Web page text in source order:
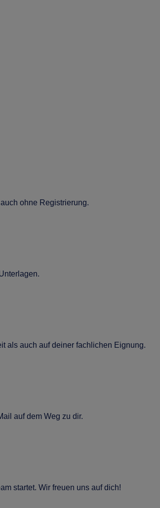
ohne Registrierung.
als auch auf deiner fachlichen Eignung.
auf dem Weg zu dir.
startet. Wir freuen uns auf dich!